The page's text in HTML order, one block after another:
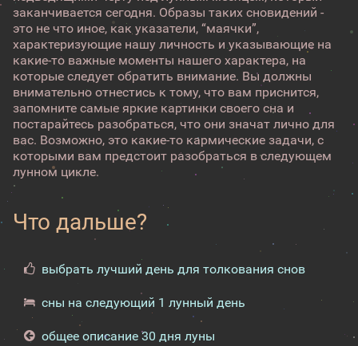
заканчивается сегодня. Образы таких сновидений -
это не что иное, как указатели, “маячки”,
характеризующие нашу личность и указывающие на
какие-то важные моменты нашего характера, на
которые следует обратить внимание. Вы должны
внимательно отнестись к тому, что вам приснится,
запомните самые яркие картинки своего сна и
постарайтесь разобраться, что они значат лично для
вас. Возможно, это какие-то кармические задачи, с
которыми вам предстоит разобраться в следующем
лунном цикле.
Что дальше?
выбрать лучший день для толкования снов
сны на следующий 1 лунный день
общее описание 30 дня луны